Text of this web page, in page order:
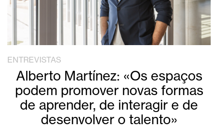
ENTREVISTAS
Alberto Martínez: «Os espaços
podem promover novas formas
de aprender, de interagir e de
desenvolver o talento»